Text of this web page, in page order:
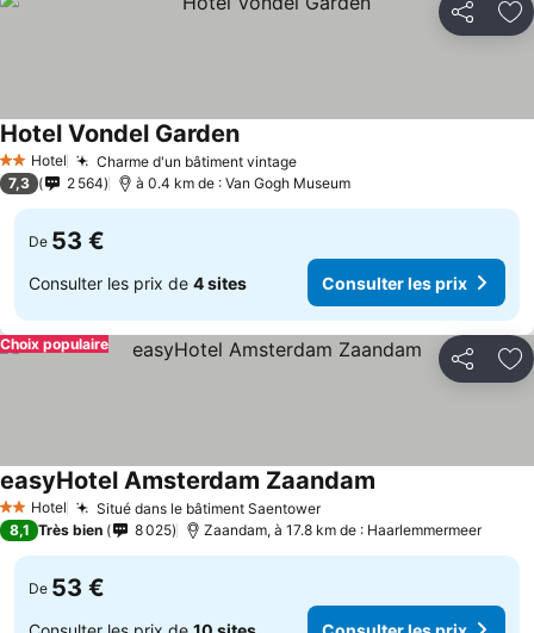
Partager
2 Étoiles
Hotel Charme d'un bâtiment vintage
Hotel Vondel Garden
7,3 2 564 à 0.4 km de : Van Gogh Museum
De 53 €
Consulter les prix de 4 sites Consulter les prix
Partager
Choix populaire
2 Étoiles
Hotel Situé dans le bâtiment Saentower
easyHotel Amsterdam Zaandam
8,1 Très bien 8 025 Zaandam, à 17.8 km de : Haarlemmermeer
De 53 €